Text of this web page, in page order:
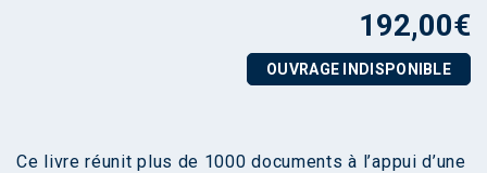
192,00€
OUVRAGE INDISPONIBLE
Ce livre réunit plus de 1000 documents à l’appui d’une